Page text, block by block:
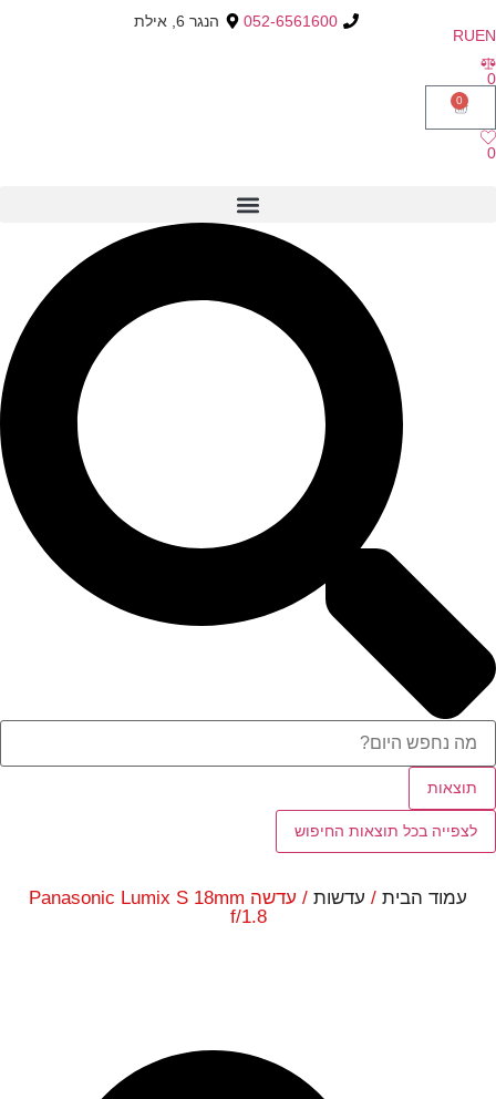
052-6561600
הנגר 6, אילת
EN
RU
0
0
0
תוצאות
לצפייה בכל תוצאות החיפוש
עמוד הבית / עדשות
/ עדשה Panasonic Lumix S 18mm
f/1.8